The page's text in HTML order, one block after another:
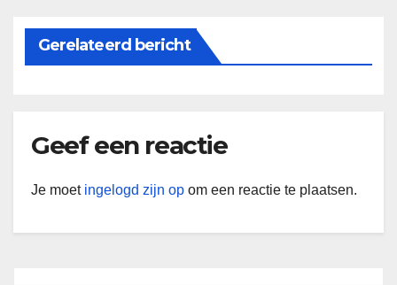
Gerelateerd bericht
Geef een reactie
Je moet ingelogd zijn op om een reactie te plaatsen.